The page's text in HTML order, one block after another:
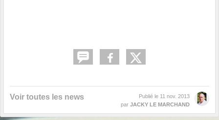
Voir toutes les news Publié le 11 nov. 2013
par JACKY LE MARCHAND